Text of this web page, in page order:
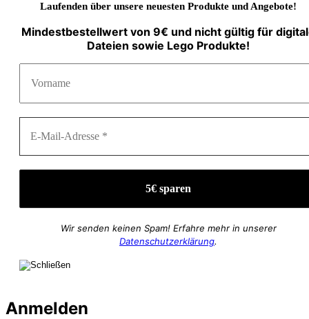
Laufenden über unsere neuesten Produkte und Angebote!
Mindestbestellwert von 9€ und nicht gültig für
Dateien sowie Lego Produkte!
Wir senden keinen Spam! Erfahre mehr in unserer
Datenschutzerklärung.
Anmelden